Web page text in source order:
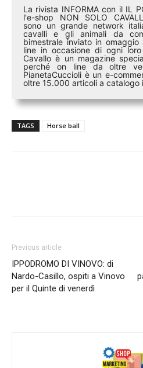
La rivista INFORMA con il IL
l'e-shop NON SOLO
sono un grande network
cavalli e gli animali da
bimestrale inviato in
line in occasione di ogni
Cavallo è un magazine
perché on line da oltre
PianetaCuccioli è un e-
oltre 15.000 articoli a catalogo
TAGS Horse ball
Previous article
IPPODROMO DI VINOVO: di
Nardo-Casillo, ospiti a Vinovo
per il Quinte di venerdì